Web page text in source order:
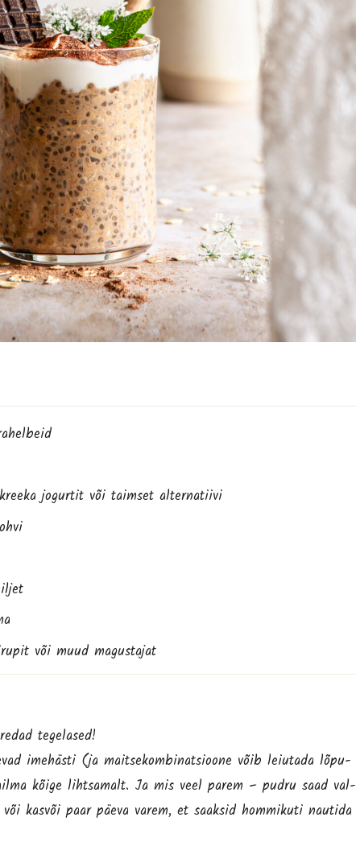
jogur­tit või taim­set alternatiivi
või muud magustajat
tege­lased!
ime­häs­ti (ja mait­se­kom­bi­nat­sioo­ne võib leiu­ta­da lõpu­
kõi­ge liht­sa­malt. Ja mis veel parem – pud­ru saad val­
kas­või paar päe­va varem, et saak­sid hom­mi­ku­ti nau­ti­da